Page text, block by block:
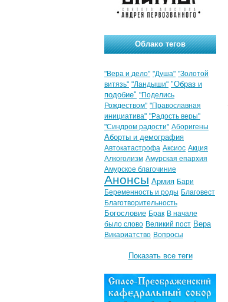
Облако тегов
"Вера и дело" "Душа" "Золотой
витязь" "Ландыши" "Образ и
подобие" "Поделись
Рождеством" "Православная
инициатива" "Радость веры"
"Синдром радости" Аборигены
Аборты и демография
Автокатастрофа Аксиос Акция
Алкоголизм Амурская епархия
Амурское благочиние
Анонсы Армия Бари
Беременность и роды Благовест
Благотворительность
Богословие Брак В начале
было слово Великий пост Вера
Викариатство Вопросы
Показать все теги